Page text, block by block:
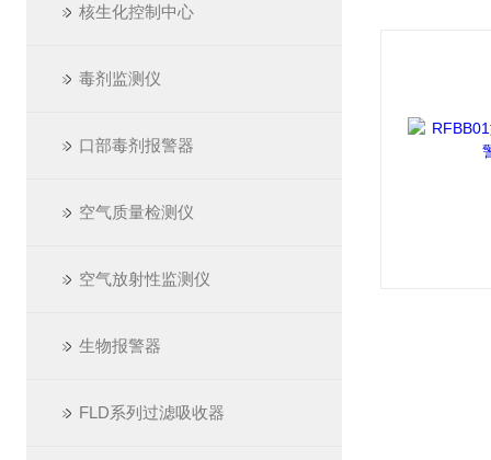
核生化控制中心
毒剂监测仪
口部毒剂报警器
空气质量检测仪
空气放射性监测仪
生物报警器
FLD系列过滤吸收器